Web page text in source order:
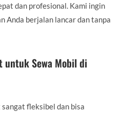
dan profesional. Kami ingin
Anda berjalan lancar dan tanpa
untuk Sewa Mobil di
fleksibel dan bisa